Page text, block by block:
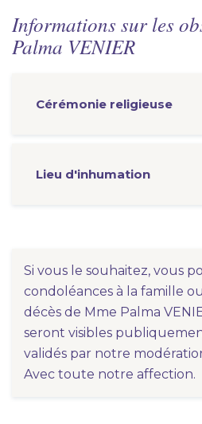
Informations sur les
Palma VENIER
Cérémonie religieuse
Lieu d'inhumation
Si vous le souhaitez, vous
condoléances à la famille
décès de Mme Palma
seront visibles
validés par notre
Avec toute notre affection.